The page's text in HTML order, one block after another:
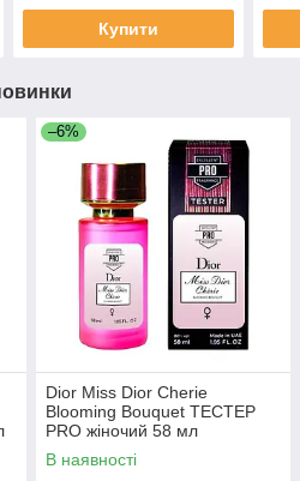
Купити
–6%
Dior Miss Dior Cherie
Blooming Bouquet ТЕСТЕР
PRO жіночий 58 мл
В наявності